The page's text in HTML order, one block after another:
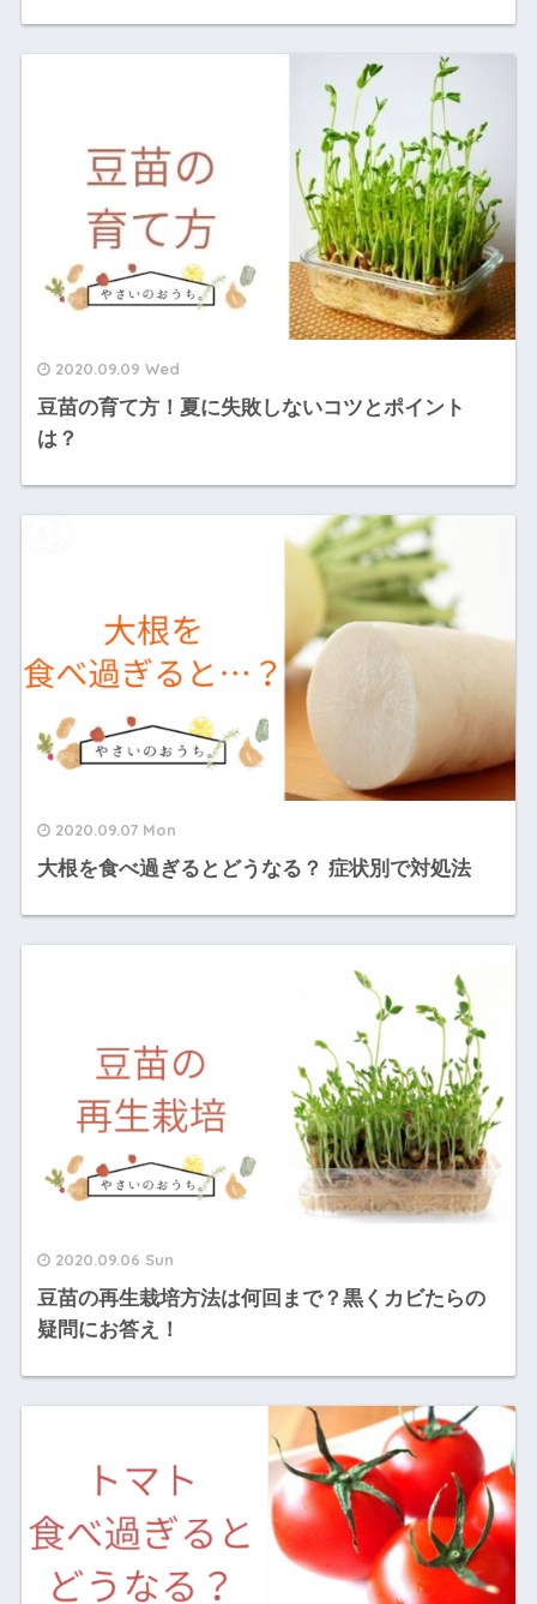
2020.09.09 Wed
豆苗の育て方！夏に失敗しないコツとポイント
は？
2020.09.07 Mon
大根を食べ過ぎるとどうなる？ 症状別で対処法
2020.09.06 Sun
豆苗の再生栽培方法は何回まで？黒くカビたらの
疑問にお答え！